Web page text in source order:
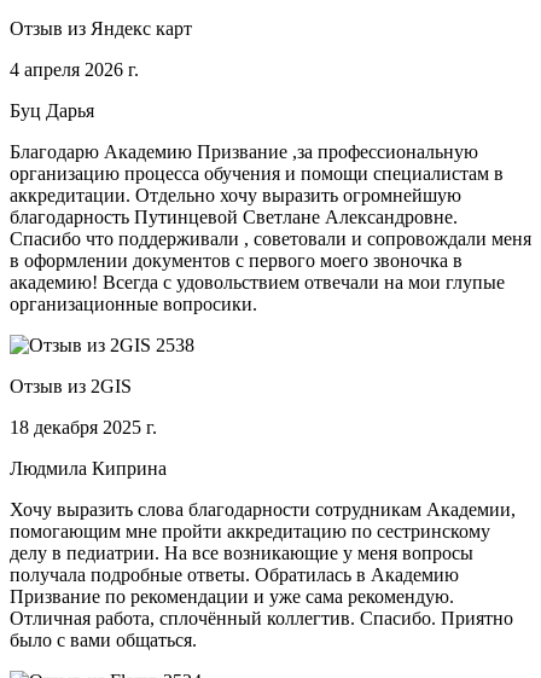
Отзыв из Яндекс карт
4 апреля 2026 г.
Буц Дарья
Благодарю Академию Призвание ,за профессиональную
организацию процесса обучения и помощи специалистам в
аккредитации. Отдельно хочу выразить огромнейшую
благодарность Путинцевой Светлане Александровне.
Спасибо что поддерживали , советовали и сопровождали меня
в оформлении документов с первого моего звоночка в
академию! Всегда с удовольствием отвечали на мои глупые
организационные вопросики.
Отзыв из 2GIS
18 декабря 2025 г.
Людмила Киприна
Хочу выразить слова благодарности сотрудникам Академии,
помогающим мне пройти аккредитацию по сестринскому
делу в педиатрии. На все возникающие у меня вопросы
получала подробные ответы. Обратилась в Академию
Призвание по рекомендации и уже сама рекомендую.
Отличная работа, сплочённый коллегтив. Спасибо. Приятно
было с вами общаться.